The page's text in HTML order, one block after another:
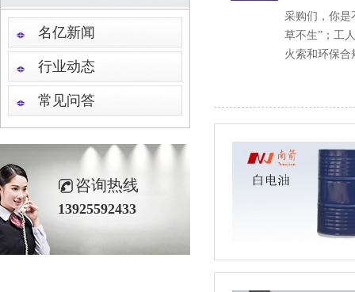
名亿新闻
行业动态
常见问答
咨询热线
13925592433
采购们，你是
草不生”；工
火索和环保